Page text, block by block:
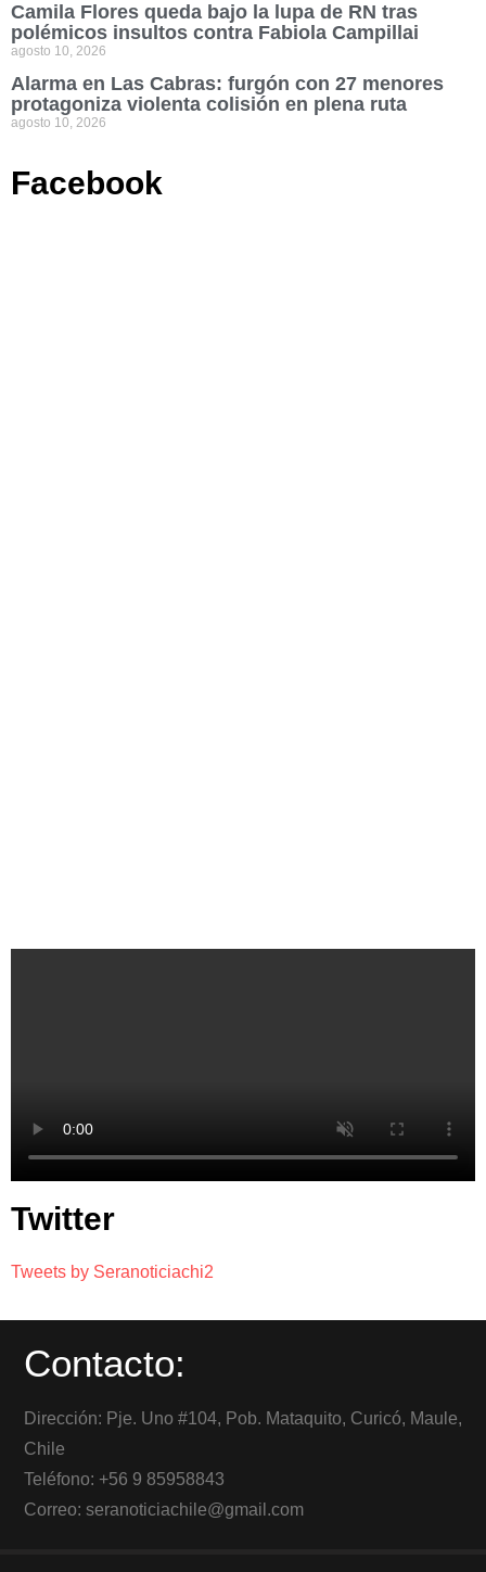
Camila Flores queda bajo la lupa de RN tras
polémicos insultos contra Fabiola Campillai
agosto 10, 2026
Alarma en Las Cabras: furgón con 27 menores
protagoniza violenta colisión en plena ruta
agosto 10, 2026
Facebook
Twitter
Tweets by Seranoticiachi2
Contacto:
Dirección: Pje. Uno #104, Pob. Mataquito, Curicó, Maule,
Chile
Teléfono: +56 9 85958843
Correo: seranoticiachile@gmail.com